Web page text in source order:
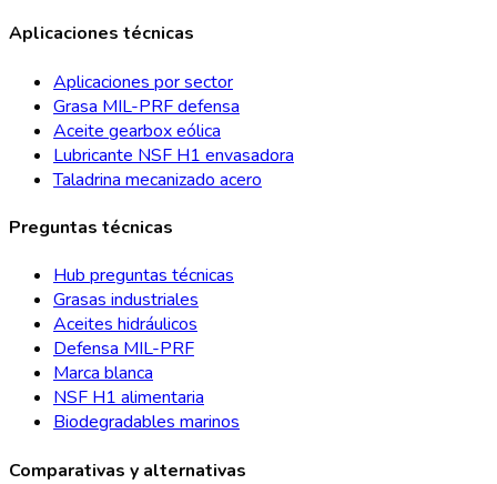
Aplicaciones técnicas
Aplicaciones por sector
Grasa MIL-PRF defensa
Aceite gearbox eólica
Lubricante NSF H1 envasadora
Taladrina mecanizado acero
Preguntas técnicas
Hub preguntas técnicas
Grasas industriales
Aceites hidráulicos
Defensa MIL-PRF
Marca blanca
NSF H1 alimentaria
Biodegradables marinos
Comparativas y alternativas